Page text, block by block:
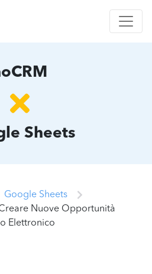
Sheets
Google Sheets
Nuove Opportunità
Elettronico